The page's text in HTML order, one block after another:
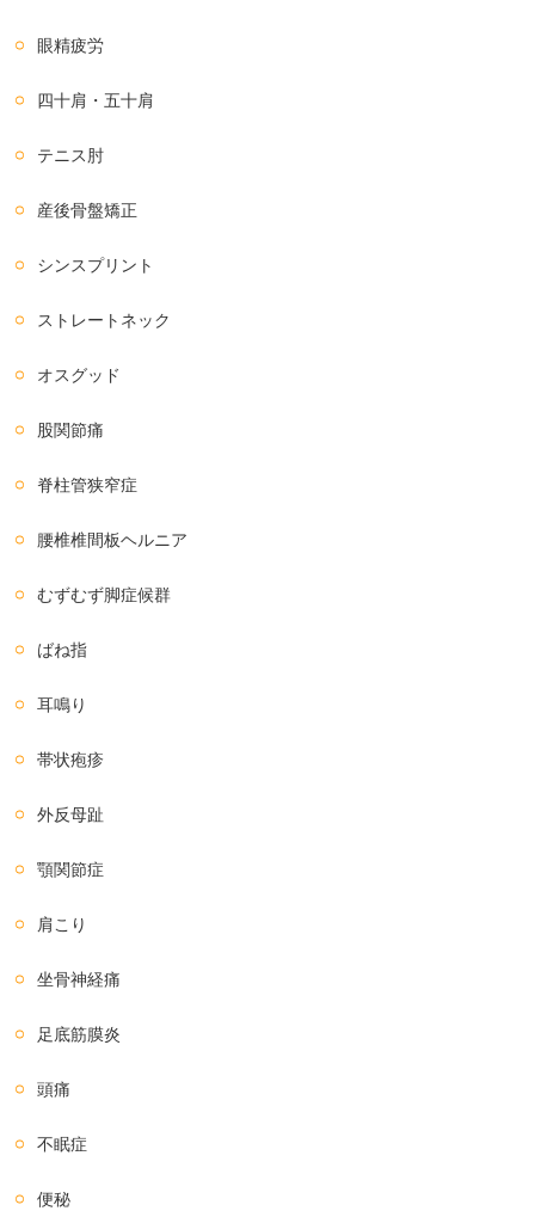
眼精疲労
四十肩・五十肩
テニス肘
産後骨盤矯正
シンスプリント
ストレートネック
オスグッド
股関節痛
脊柱管狭窄症
腰椎椎間板ヘルニア
むずむず脚症候群
ばね指
耳鳴り
帯状疱疹
外反母趾
顎関節症
肩こり
坐骨神経痛
足底筋膜炎
頭痛
不眠症
便秘